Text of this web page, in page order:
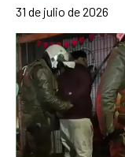
31 de julio de 2026